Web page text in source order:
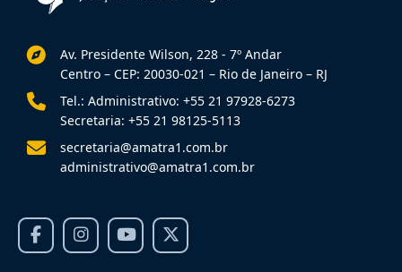
Av. Presidente Wilson, 228 - 7º Andar
Centro – CEP: 20030-021 – Rio de Janeiro – RJ
Tel.: Administrativo: +55 21 97928-6273
Secretaria: +55 21 98125-5113
secretaria@amatra1.com.br
administrativo@amatra1.com.br